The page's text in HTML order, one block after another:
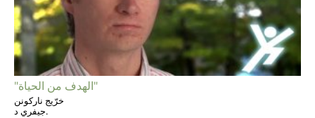
"الهدف من الحياة"
خرّيج ناركونن
جيفري د.